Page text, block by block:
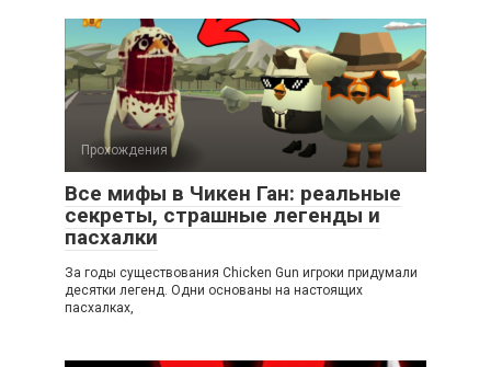
Прохождения
Все мифы в Чикен Ган: реальные
секреты, страшные легенды и
пасхалки
За годы существования Chicken Gun игроки придумали
десятки легенд. Одни основаны на настоящих
пасхалках,